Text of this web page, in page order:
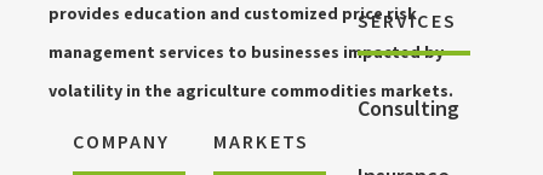
provides education and customized price risk
management services to businesses impacted by
volatility in the agriculture commodities markets.
COMPANY MARKETS
SERVICES
Consulting